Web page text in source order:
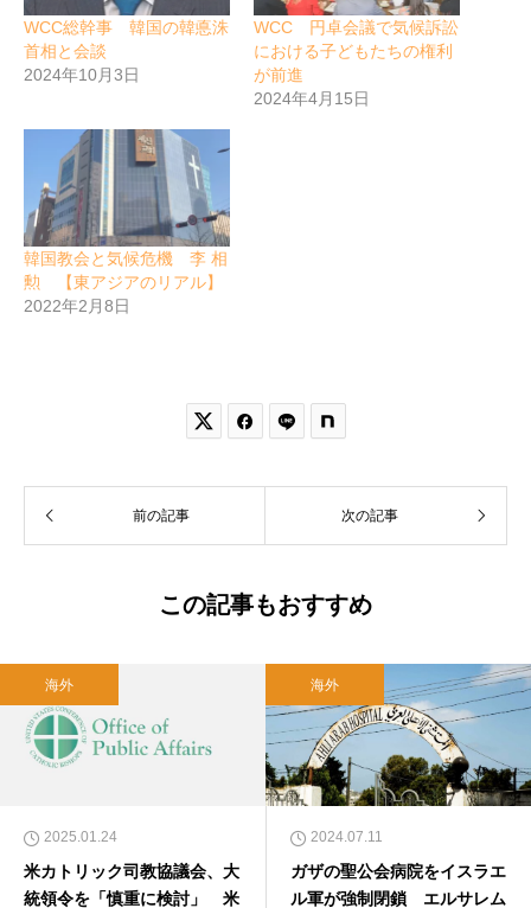
WCC総幹事 韓国の韓悳洙
首相と会談
2024年10月3日
WCC 円卓会議で気候訴訟
における子どもたちの権利
が前進
2024年4月15日
韓国教会と気候危機 李 相
勲 【東アジアのリアル】
2022年2月8日
 
前の記事 次の記事
この記事もおすすめ
海外
2025.01.24
米カトリック司教協議会、大
統領令を「慎重に検討」 米
海外
2024.07.11
ガザの聖公会病院をイスラエ
ル軍が強制閉鎖 エルサレム